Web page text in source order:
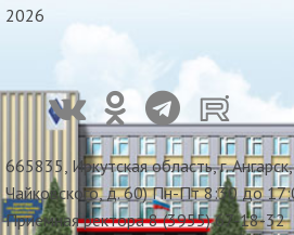
2026
665835, Иркутская область, г.
Чайковского, д. 60) Пн-Пт 8:30 до
Приемная ректора 8 (3955) 67-18-32